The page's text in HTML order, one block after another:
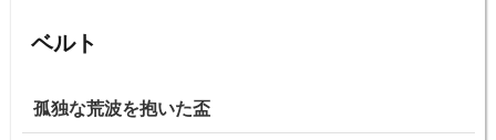
ベルト
孤独な荒波を抱いた盃